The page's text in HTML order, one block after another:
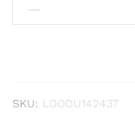
40ml
SKU:
LOODU142437